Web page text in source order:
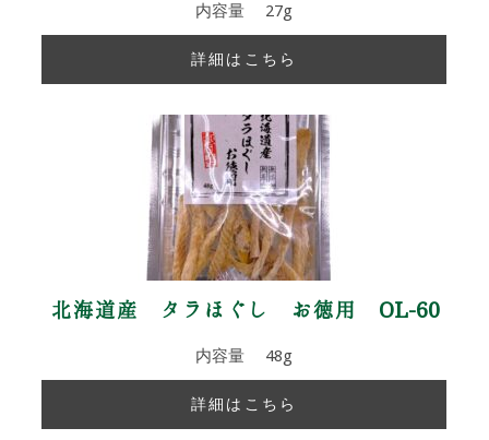
内容量 27g
詳細はこちら
北海道産 タラほぐし お徳用 OL-60
内容量 48g
詳細はこちら